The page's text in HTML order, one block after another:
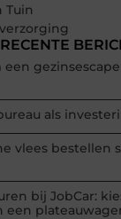
Tuin
RECENTE
een
als
vlees bestellen
bij JobCar:
een